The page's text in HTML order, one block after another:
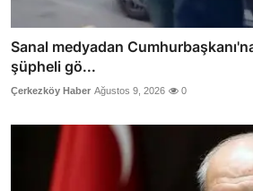
Sanal medyadan
şüpheli gö...
Çerkezköy Haber Ağustos 9, 2026 0